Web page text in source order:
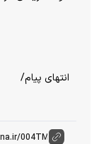
انتهای پیام/